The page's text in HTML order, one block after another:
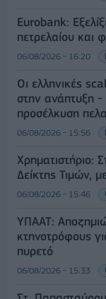
Eurobank:
πετρελαίου και
06/08/2026 - 16:20
Οι ελληνικές
στην ανάπτυξη
προσέλκυση
06/08/2026 - 15:56
Χρηματιστήριο:
Δείκτης Τιμών,
06/08/2026 - 15:46
ΥΠΑΑΤ:
κτηνοτρόφους
πυρετό
06/08/2026 - 15:33